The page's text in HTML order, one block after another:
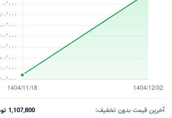
آخرین قیمت بدون تخفیف:
1,107,800 تومان